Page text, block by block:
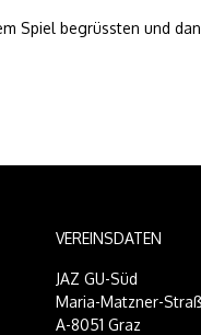
Spiel begrüssten und
VEREINSDATEN
JAZ GU-Süd
Maria-Matzner-
A-8051 Graz